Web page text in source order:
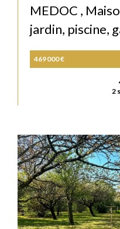
MEDOC ,
jardin, piscine,
469 000 €
2